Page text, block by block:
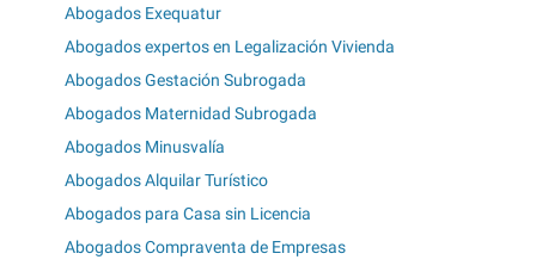
Abogados Exequatur
Abogados expertos en Legalización Vivienda
Abogados Gestación Subrogada
Abogados Maternidad Subrogada
Abogados Minusvalía
Abogados Alquilar Turístico
Abogados para Casa sin Licencia
Abogados Compraventa de Empresas